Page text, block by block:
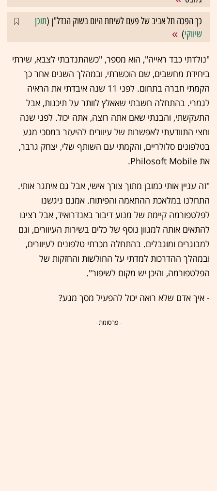
כך הפכה תל אביב של פעם לשיחת היום בשוק הנדל"ן (תוכן
שיווקי)
"נולדתי כבד ראייה", הוא מספר, "כשהתנדבתי לצבא, שירתי
ביחידת מחשבים, שם הוכשרתי, ובמהלך השנים אחר כך
הקמתי חברה בתחום. לפני 11 שנה איבדתי את הראיה
לגמרי. בהתחלה חשבתי שאאלץ לוותר על תיכנות, אבל
התעקשתי, והבנתי שאם אתה רוצה, אתה יכול. לפני שנה
וחצי התוודעתי לאפשרות של עיוורים להיעזר במסכי מגע
בטלפונים סלולריים, והקמתי עם השותף שלי, יצחק גרבר,
את Philosoft Mobile.
"זה עניין אותי כמובן מתוך צורך אישי, אבל גם איתגר אותי.
התחלנו במלאכת ההתאמה והפיתוח. אמנם ניגשנו
לפלטפורמה קיימת של מנוע דיבור באנדרואיד, אבל רצינו
להתאים אותה למגוון נוסף של כלים בשירות העיוורים, וגם
למבוגרים ומוגבלים. בהתחלה מכרתי טלפונים לעיוורים,
ובמהלך ההדרכות למדתי על החולשות והחזקות של
הפלטפורמה, והיכן יש מקום לשיפור".
- איך אדם שלא רואה יכול להפעיל מסך מגע?
- פרסומת -